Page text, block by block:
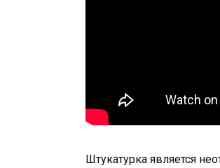
Штукатурка является